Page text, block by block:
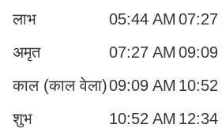
लाभ 05:44 AM 07:27
अमृत
07:27 AM 09:09
काल (काल वेला)09:09 AM 10:52
शुभ
10:52 AM 12:34